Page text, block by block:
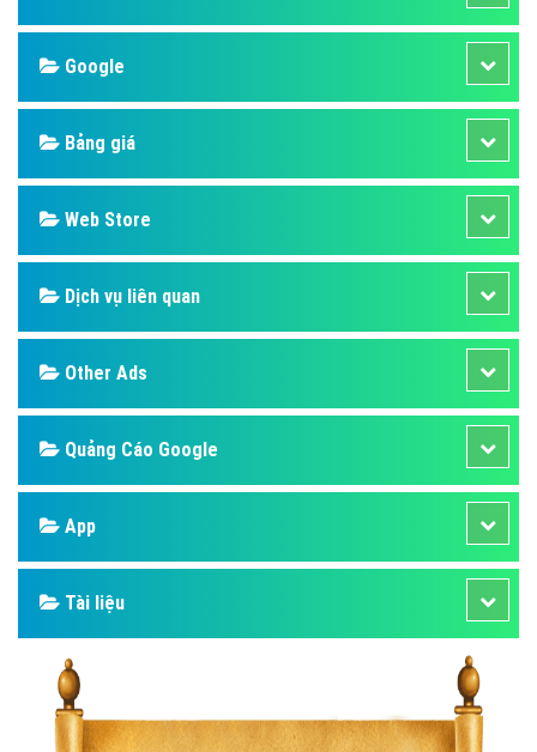
Design
SEO
Banner
Facebook
Google
Bảng giá